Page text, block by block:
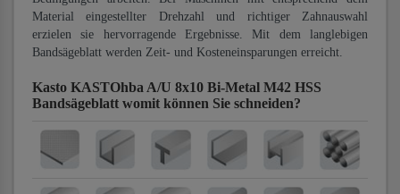
Material eingestellter Drehzahl und richtiger Zahnauswahl
erzielen sie hervorragende Ergebnisse. Mit dem langlebigen
Bandsägeblatt werden Zeit- und Kosteneinsparungen erreicht.
Kasto KASTOhba A/U 8x10 Bi-Metal M42 HSS
Bandsägeblatt womit können Sie schneiden?